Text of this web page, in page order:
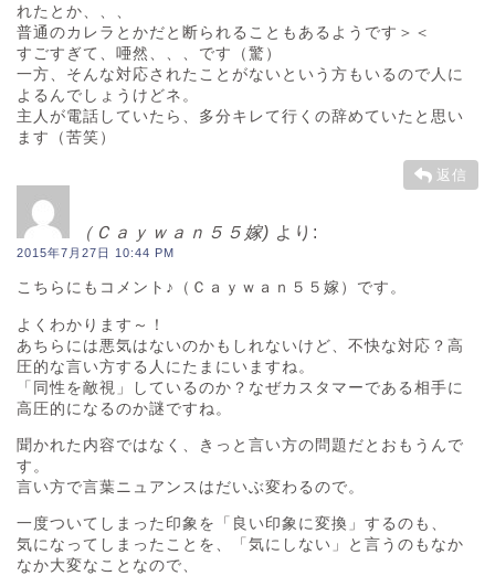
れたとか、、、
普通のカレラとかだと断られることもあるようです＞＜
すごすぎて、唖然、、、です（驚）
一方、そんな対応されたことがないという方もいるので人に
よるんでしょうけどネ。
主人が電話していたら、多分キレて行くの辞めていたと思い
ます（苦笑）
返信
（Ｃａｙｗａｎ５５嫁) より:
2015年7月27日 10:44 PM
こちらにもコメント♪（Ｃａｙｗａｎ５５嫁）です。
よくわかります～！
あちらには悪気はないのかもしれないけど、不快な対応？高
圧的な言い方する人にたまにいますね。
「同性を敵視」しているのか？なぜカスタマーである相手に
高圧的になるのか謎ですね。
聞かれた内容ではなく、きっと言い方の問題だとおもうんで
す。
言い方で言葉ニュアンスはだいぶ変わるので。
一度ついてしまった印象を「良い印象に変換」するのも、
気になってしまったことを、「気にしない」と言うのもなか
なか大変なことなので、